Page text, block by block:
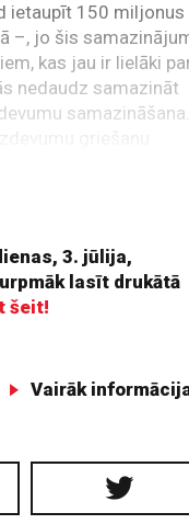
ietaupīt 150 miljonus
–, jo šis
kas jau ir lielāki
nedaudz samazināt
3. jūlija,
lasīt drukātā
šeit!
Vairāk